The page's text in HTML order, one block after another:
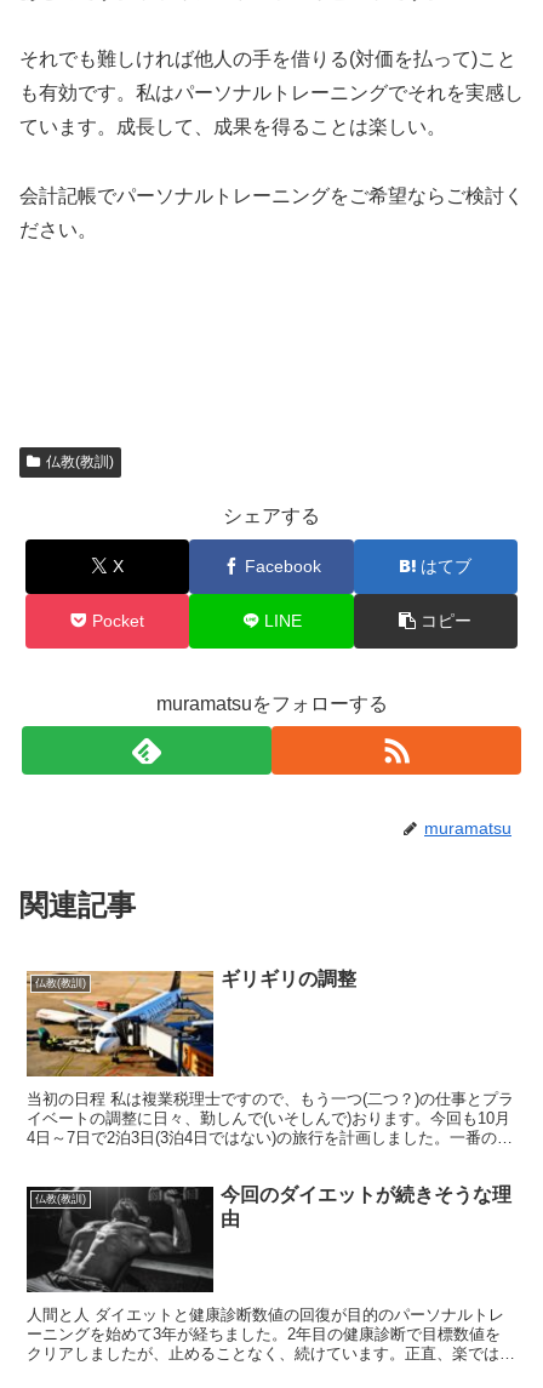
それでも難しければ他人の手を借りる(対価を払って)こと
も有効です。私はパーソナルトレーニングでそれを実感し
ています。成長して、成果を得ることは楽しい。
会計記帳でパーソナルトレーニングをご希望ならご検討く
ださい。
仏教(教訓)
シェアする
X Facebook はてブ
Pocket LINE コピー
muramatsuをフォローする
muramatsu
関連記事
仏教(教訓) ギリギリの調整
当初の日程 私は複業税理士ですので、もう一つ(二つ？)の仕事とプラ
イベートの調整に日々、勤しんで(いそしんで)おります。今回も10月
4日～7日で2泊3日(3泊4日ではない)の旅行を計画しました。一番の問
仏教(教訓)
今回のダイエットが続きそうな理
由
人間と人 ダイエットと健康診断数値の回復が目的のパーソナルトレ
ーニングを始めて3年が経ちました。2年目の健康診断で目標数値を
クリアしましたが、止めることなく、続けています。正直、楽ではあ